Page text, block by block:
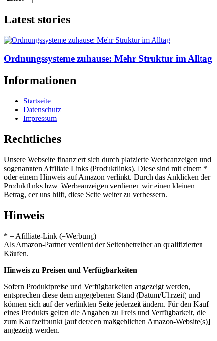
Latest stories
Ordnungssysteme zuhause: Mehr Struktur im Alltag
Informationen
Startseite
Datenschutz
Impressum
Rechtliches
Unsere Webseite finanziert sich durch platzierte Werbeanzeigen und
sogenannten Affiliate Links (Produktlinks). Diese sind mit einem *
oder einem Hinweis auf Amazon verlinkt. Durch das Anklicken der
Produktlinks bzw. Werbeanzeigen verdienen wir einen kleinen
Betrag, der uns hilft, diese Seite weiter zu verbessern.
Hinweis
* = Afilliate-Link (=Werbung)
Als Amazon-Partner verdient der Seitenbetreiber an qualifizierten
Käufen.
Hinweis zu Preisen und Verfügbarkeiten
Sofern Produktpreise und Verfügbarkeiten angezeigt werden,
entsprechen diese dem angegebenen Stand (Datum/Uhrzeit) und
können sich auf der verlinkten Seite jederzeit ändern. Für den Kauf
eines Produkts gelten die Angaben zu Preis und Verfügbarkeit, die
zum Kaufzeitpunkt [auf der/den maßgeblichen Amazon-Website(s)]
angezeigt werden.